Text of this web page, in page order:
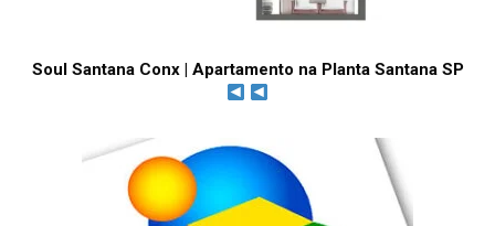
Soul Santana Conx | Apartamento na Planta Santana SP